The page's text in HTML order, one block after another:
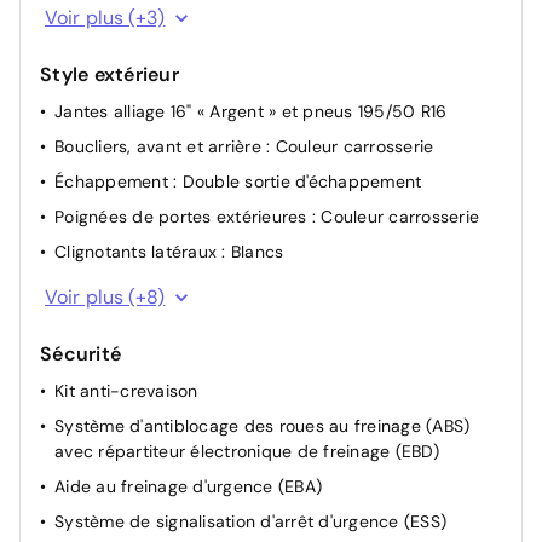
Planche de bord : Plastique noir
Plastique noir
Porte-gobelets : 2 déplaçables
Voir plus (+3)
Style extérieur
Jantes alliage 16" « Argent » et pneus 195/50 R16
Boucliers, avant et arrière : Couleur carrosserie
Échappement : Double sortie d'échappement
Poignées de portes extérieures : Couleur carrosserie
Clignotants latéraux : Blancs
Phares avant à LED : Avec feux de jour à LED et
réglage automatique de la hauteur des phares
Essuie-glaces : À vitesse réglable, avec balayage
Rétroviseurs extérieurs : Couleur carrosserie
Rétroviseurs extérieurs : Chauffants
Rétroviseurs extérieurs : Réglables électriquement
Voir plus (+8)
Sécurité
Kit anti-crevaison
Système d'antiblocage des roues au freinage (ABS)
avec répartiteur électronique de freinage (EBD)
Aide au freinage d'urgence (EBA)
Système de signalisation d'arrêt d'urgence (ESS)